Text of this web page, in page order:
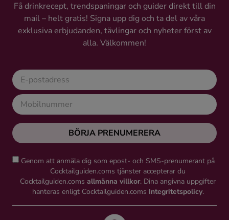
Få drinkrecept, trendspaningar och guider direkt till din
mail – helt gratis! Signa upp dig och ta del av våra
exklusiva erbjudanden, tävlingar och nyheter först av
alla. Välkommen!
BÖRJA PRENUMERERA
Genom att anmäla dig som epost- och SMS-prenumerant på
Cocktailguiden.coms tjänster accepterar du
Cocktailguiden.coms allmänna villkor. Dina angivna uppgifter
hanteras enligt Cocktailguiden.coms Integritetspolicy.